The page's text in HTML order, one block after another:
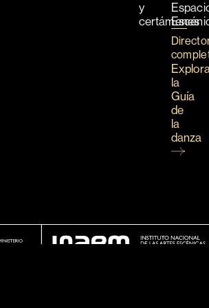
y
certámenes
la
Guía
de
la
danza